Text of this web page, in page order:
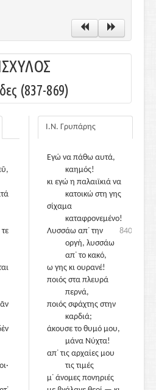
(837-869)
Ι.Ν. Γρυπάρης
Εγώ να πάθω αυτά,
καημός!
κι εγώ η παλαιϊκιά να
κατοικώ στη γης
σίχαμα
καταφρονεμένο!
840
Λυσσάω απ᾽ την
οργή, λυσσάω
απ᾽ το κακό,
ω γης κι ουρανέ!
ποιός στα πλευρά
περνά,
ποιός σφάχτης στην
καρδιά;
άκουσε το θυμό μου,
μάνα Νύχτα!
απ᾽ τις αρχαίες μου
τις τιμές
μ᾽ άνομες πονηριές